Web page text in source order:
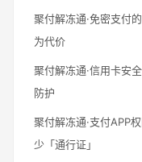
聚付解冻通·免密支付
为代价
聚付解冻通·信用卡安
防护
聚付解冻通·支付APP
少「通行证」